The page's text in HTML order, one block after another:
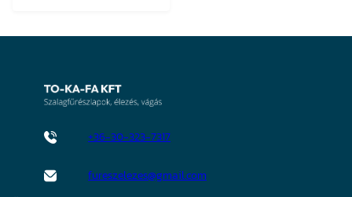
+36-30-323-7317
fureszelezes@gmail.com